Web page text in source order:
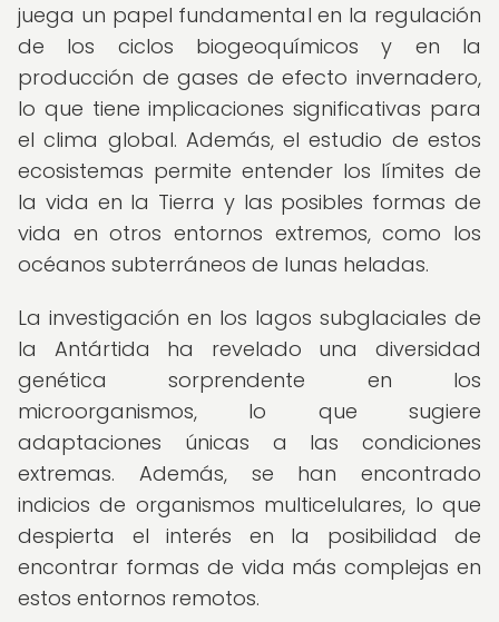
juega un papel fundamental en la regulación
de los ciclos biogeoquímicos y en la
producción de gases de efecto invernadero,
lo que tiene implicaciones significativas para
el clima global. Además, el estudio de estos
ecosistemas permite entender los límites de
la vida en la Tierra y las posibles formas de
vida en otros entornos extremos, como los
océanos subterráneos de lunas heladas.
La investigación en los lagos subglaciales de
la Antártida ha revelado una diversidad
genética sorprendente en los
microorganismos, lo que sugiere
adaptaciones únicas a las condiciones
extremas. Además, se han encontrado
indicios de organismos multicelulares, lo que
despierta el interés en la posibilidad de
encontrar formas de vida más complejas en
estos entornos remotos.